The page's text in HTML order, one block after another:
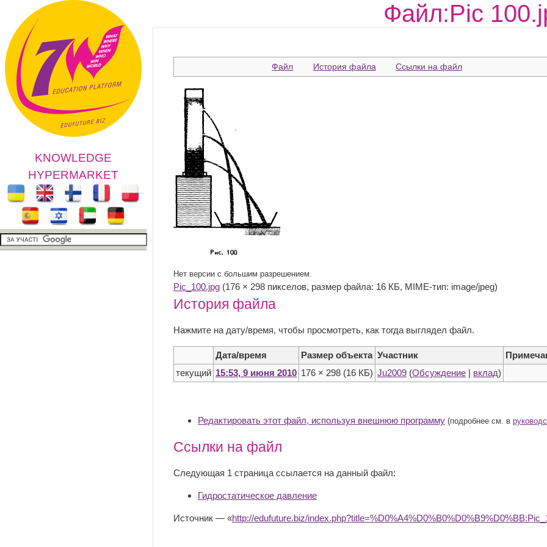
KNOWLEDGE
HYPERMARKET
Файл:Pic
Файл История файла Ссылки на файл
Нет версии с большим разрешением.
Pic_100.jpg ‎ (176 × 298 пикселов, размер файла: 16 КБ, MIME-тип: image/jpeg)
История файла
Нажмите на дату/время, чтобы просмотреть, как тогда выглядел файл.
Дата/время Размер объекта Участник
текущий 15:53, 9 июня 2010 176 × 298 (16 КБ) Ju2009 (Обсуждение | вклад)
Редактировать этот файл, используя внешнюю программу (подробнее см. в
Ссылки на файл
Следующая 1 страница ссылается на данный файл:
Гидростатическое давление
Источник — «http://edufuture.biz/